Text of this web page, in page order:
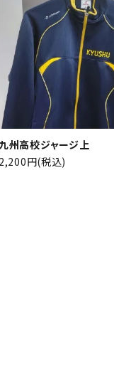
州高校ジャージ上
2,200円(税込)